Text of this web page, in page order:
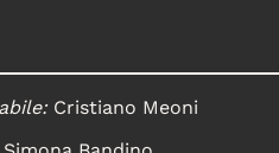
Cristiano Meoni